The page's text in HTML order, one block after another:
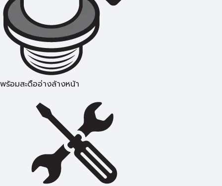
พร้อมสะดืออ่างล้างหน้า